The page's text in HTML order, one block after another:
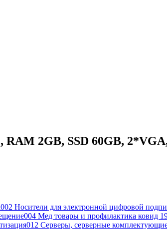
RAM 2GB, SSD 60GB,
002 Носители для электронной цифровой
004 Мед товары и профилактика ковид
012 Серверы, серверные